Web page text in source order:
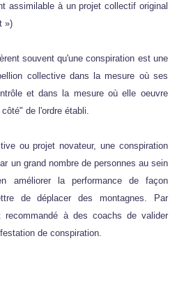
assimilable à un projet collectif original
»)
souvent qu'une conspiration est une
collective dans la mesure où ses
et dans la mesure où elle oeuvre
de l'ordre établi.
ou projet novateur, une conspiration
un grand nombre de personnes au sein
améliorer la performance de façon
de déplacer des montagnes. Par
recommandé à des coachs de valider
de conspiration.